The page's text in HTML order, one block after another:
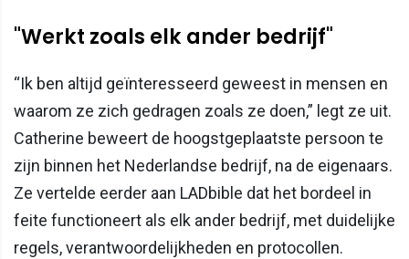
"Werkt zoals elk ander bedrijf"
“Ik ben altijd geïnteresseerd geweest in mensen en
waarom ze zich gedragen zoals ze doen,” legt ze uit.
Catherine beweert de hoogstgeplaatste persoon te
zijn binnen het Nederlandse bedrijf, na de eigenaars.
Ze vertelde eerder aan LADbible dat het bordeel in
feite functioneert als elk ander bedrijf, met duidelijke
regels, verantwoordelijkheden en protocollen.